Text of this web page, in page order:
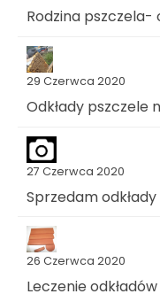
Rodzina pszczela-
29 Czerwca 2020
Odkłady pszczele
27 Czerwca 2020
Sprzedam
26 Czerwca 2020
Leczenie odkładów